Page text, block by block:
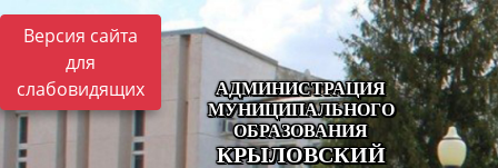
Версия сайта
для
слабовидящих
АДМИНИСТРАЦИЯ
МУНИЦИПАЛЬНОГО
ОБРАЗОВАНИЯ
КРЫЛОВСКИЙ